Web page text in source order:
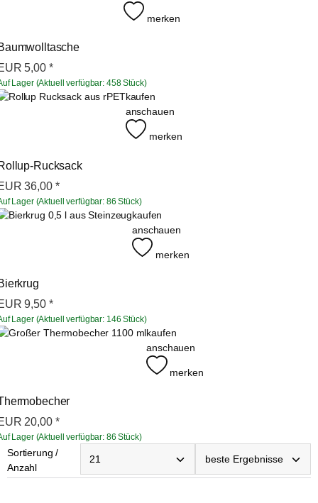
merken
5,00 *
Lager (Aktuell verfügbar: 458 Stück)
kaufen
anschauen
merken
Rucksack
36,00 *
Lager (Aktuell verfügbar: 86 Stück)
kaufen
anschauen
merken
9,50 *
Lager (Aktuell verfügbar: 146 Stück)
kaufen
anschauen
merken
20,00 *
Lager (Aktuell verfügbar: 86 Stück)
Sortierung /
Anzahl